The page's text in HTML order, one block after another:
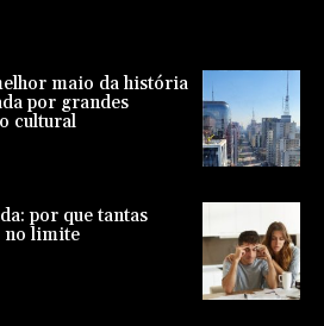
maio da história
por grandes
cultural
por que tantas
no limite